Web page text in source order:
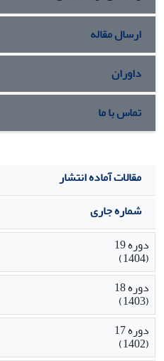
فرزندان، و متغیر وابسته
دارد.
ارسال مقاله
داوران
تماس با ما
مقالات آماده انتشار
شماره جاری
دوره 19
(1404)
دوره 18
(1403)
دوره 17
(1402)